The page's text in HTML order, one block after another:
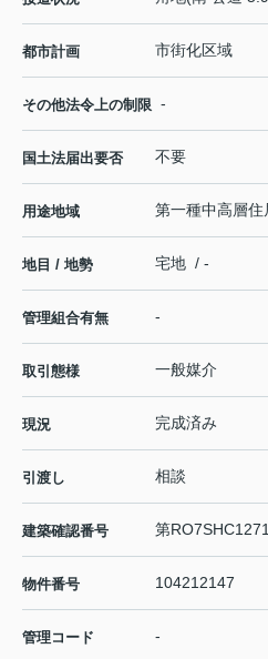
都市計画 市街化区域
その他法令上の制限 -
国土法届出要否 不要
用途地域 第一種中高層住
地目 / 地勢 宅地 / -
管理組合有無 -
取引態様 一般媒介
現況 完成済み
引渡し 相談
建築確認番号 第
物件番号 104212147
管理コード -